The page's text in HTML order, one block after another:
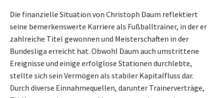
Die finanzielle Situation von Christoph Daum reflektiert
seine bemerkenswerte Karriere als Fußballtrainer, in der er
zahlreiche Titel gewonnen und Meisterschaften in der
Bundesliga erreicht hat. Obwohl Daum auch umstrittene
Ereignisse und einige erfolglose Stationen durchlebte,
stellte sich sein Vermögen als stabiler Kapitalfluss dar.
Durch diverse Einnahmequellen, darunter Trainerverträge,